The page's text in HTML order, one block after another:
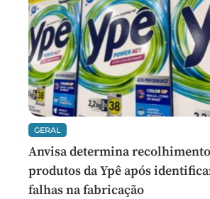
GERAL
Anvisa determina
produtos da Ypê após
falhas na fabricação